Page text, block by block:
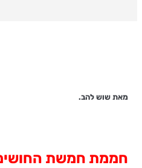
מאת שוש להב.
חממת חמשת